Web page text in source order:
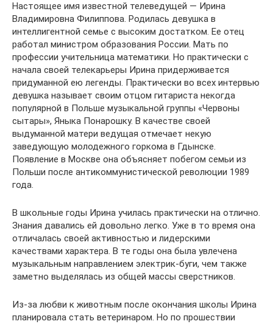
Настоящее имя известной телеведущей — Ирина
Владимировна Филиппова. Родилась девушка в
интеллигентной семье с высоким достатком. Ее отец
работал министром образования России. Мать по
профессии учительница математики. Но практически с
начала своей телекарьеры Ирина придерживается
придуманной ею легенды. Практически во всех интервью
девушка называет своим отцом гитариста некогда
популярной в Польше музыкальной группы «Червоны
сытары», Яныка Понарошку. В качестве своей
выдуманной матери ведущая отмечает некую
заведующую молодежного горкома в Гдынске.
Появление в Москве она объясняет побегом семьи из
Польши после антикоммунистической революции 1989
года.
В школьные годы Ирина училась практически на отлично.
Знания давались ей довольно легко. Уже в то время она
отличалась своей активностью и лидерскими
качествами характера. В те годы она была увлечена
музыкальным направлением электрик-буги, чем также
заметно выделялась из общей массы сверстников.
Из-за любви к животным после окончания школы Ирина
планировала стать ветеринаром. Но по прошествии